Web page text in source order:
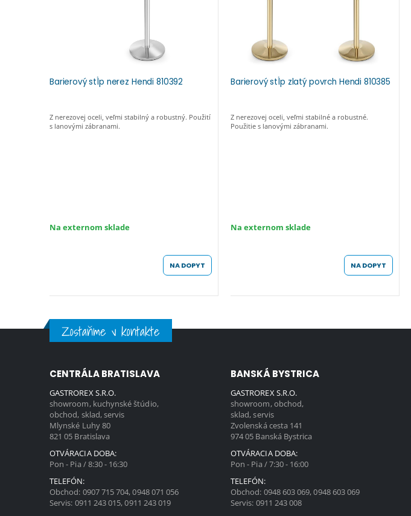
Barierový stĺp nerez Hendi 810392
Z nerezovej oceli, veľmi stabilný a robustný. Použití
s lanovými zábranami.
Na externom sklade
NA DOPYT
Barierový stĺp zlatý povrch Hendi 810385
Z nerezovej oceli, veľmi stabilné a robustné.
Použitie s lanovými zábranami.
Na externom sklade
NA DOPYT
Zostaňme v kontakte
CENTRÁLA BRATISLAVA
GASTROREX S.R.O.
showroom, kuchynské štúdio,
obchod, sklad, servis
Mlynské Luhy 80
821 05 Bratislava
OTVÁRACIA DOBA:
Pon - Pia / 8:30 - 16:30
TELEFÓN:
Obchod: 0907 715 704,0948 071 056
Servis: 0911 243 015,0911 243 019
BANSKÁ BYSTRICA
GASTROREX S.R.O.
showroom, obchod,
sklad, servis
Zvolenská cesta 141
974 05 Banská Bystrica
OTVÁRACIA DOBA:
Pon - Pia / 7:30 - 16:00
TELEFÓN:
Obchod: 0948 603 069,0948 603 069
Servis: 0911 243 008